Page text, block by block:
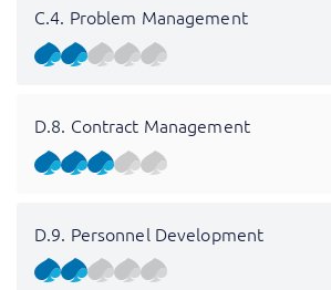
C.4. Problem Management
D.8. Contract Management
D.9. Personnel Development